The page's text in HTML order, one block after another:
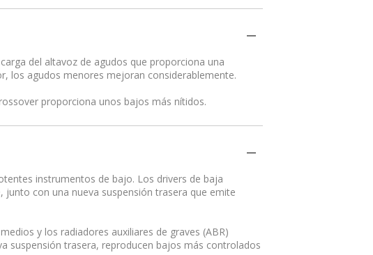
del altavoz de agudos que proporciona una
los agudos menores mejoran considerablemente.
proporciona unos bajos más nítidos.
instrumentos de bajo. Los drivers de baja
con una nueva suspensión trasera que emite
y los radiadores auxiliares de graves (ABR)
suspensión trasera, reproducen bajos más controlados